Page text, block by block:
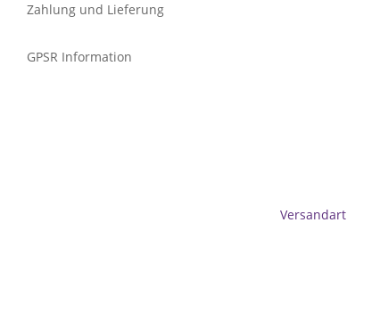
Zahlung und Lieferung
GPSR Information
Versandart